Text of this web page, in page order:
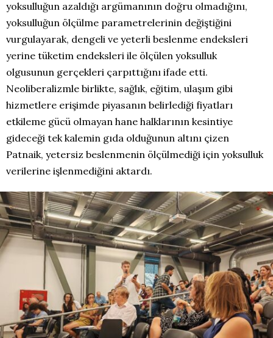
yoksulluğun azaldığı argümanının doğru olmadığını,
yoksulluğun ölçülme parametrelerinin değiştiğini
vurgulayarak, dengeli ve yeterli beslenme endeksleri
yerine tüketim endeksleri ile ölçülen yoksulluk
olgusunun gerçekleri çarpıttığını ifade etti.
Neoliberalizmle birlikte, sağlık, eğitim, ulaşım gibi
hizmetlere erişimde piyasanın belirlediği fiyatları
etkileme gücü olmayan hane halklarının kesintiye
gideceği tek kalemin gıda olduğunun altını çizen
Patnaik, yetersiz beslenmenin ölçülmediği için yoksulluk
verilerine işlenmediğini aktardı.